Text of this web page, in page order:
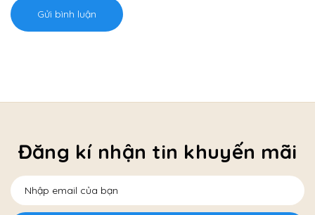
Gửi bình luận
Đăng kí nhận tin khuyến mãi